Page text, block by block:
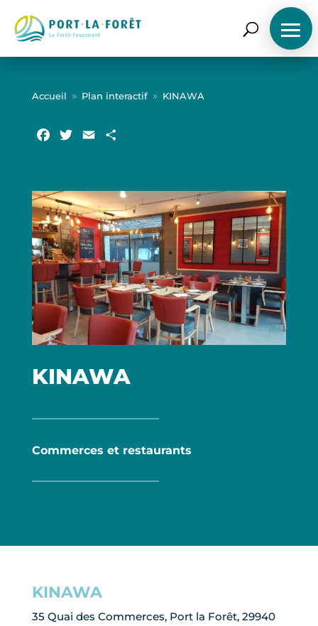
LE PORT
PRÉPAREZ VOTRE ESCALE
TARIFS
ACTUALITÉS
FAQ
MARÉES
WEBCAM
Accueil 9 Plan interactif 9 KINAWA
Facebook
TwitterEmail
KINAWA
Commerces et restaurants
KINAWA
35 Quai des Commerces, Port la Forêt, 29940